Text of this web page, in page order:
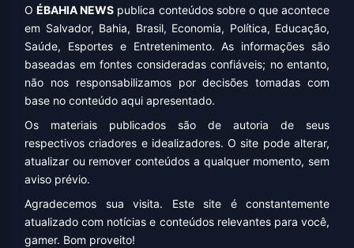
OÉBAHIA NEWS publica conteúdos sobre o que acontece
em Salvador, Bahia, Brasil, Economia, Política, Educação,
Saúde, Esportes e Entretenimento. As informações são
baseadas em fontes consideradas confiáveis; no entanto,
não nos responsabilizamos por decisões tomadas com
base no conteúdo aqui apresentado.
Os materiais publicados são de autoria de seus
respectivos criadores e idealizadores. O site pode alterar,
atualizar ou remover conteúdos a qualquer momento, sem
aviso prévio.
Agradecemos sua visita. Este site é constantemente
atualizado com notícias e conteúdos relevantes para você,
gamer. Bom proveito!